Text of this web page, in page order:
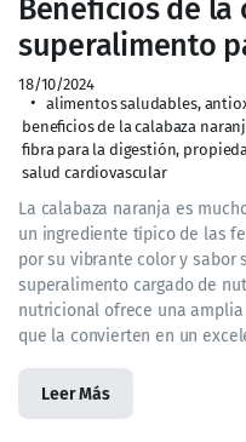
Beneficios de la
superalimento
18/10/2024
alimentos saludables,
beneficios de la calabaza
fibra para la digestión,
salud cardiovascular
La calabaza naranja es
un ingrediente típico de las
por su vibrante color y sabor
superalimento cargado de
nutricional ofrece una
que la convierten en un
Leer Más